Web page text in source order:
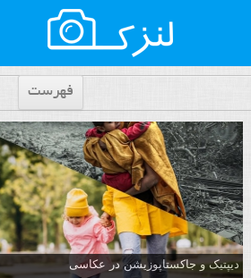
فهرست
دیپتیک و جاکستا‌پوزیشن در عکاسی